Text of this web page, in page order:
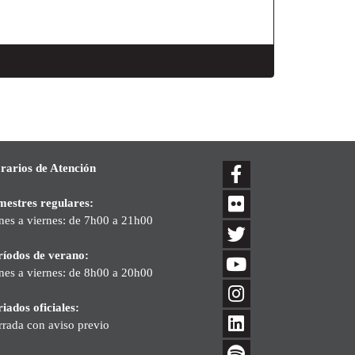
de Atención
regulares:
a viernes: de 7h00 a 21h00
de verano:
a viernes: de 8h00 a 20h00
oficiales:
con aviso previo